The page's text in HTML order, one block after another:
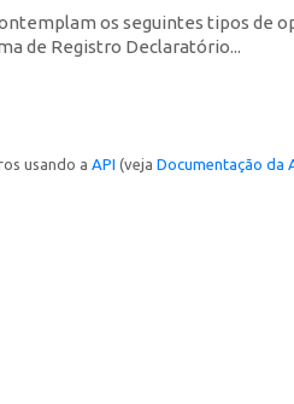
os seguintes tipos de
de Registro Declaratório...
usando a API (veja Documentação da